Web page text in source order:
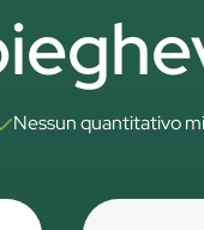
Nessun quantitativo